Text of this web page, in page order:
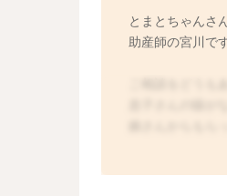
とまとちゃんさ
助産師の宮川です
娘さんからもら